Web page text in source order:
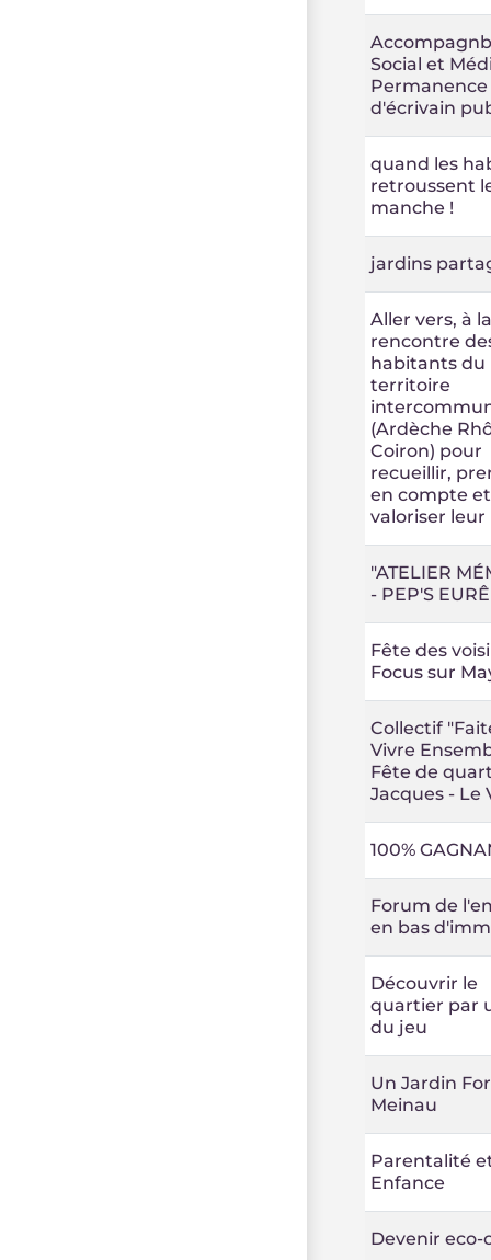
Social et
Permanence
d'écrivain
quand les
retroussent
manche !
jardins
Aller vers, à la
rencontre
habitants du
territoire
(Ardèche
Coiron) pour
recueillir,
en compte et
valoriser leur
"ATELIER
- PEP'S
Fête des
Focus sur
Collectif
Vivre
Fête de
Jacques - Le
100%
Forum de
en bas
Découvrir le
quartier par
du jeu
Un Jardin
Meinau
Parentalité
Enfance
Devenir eco-